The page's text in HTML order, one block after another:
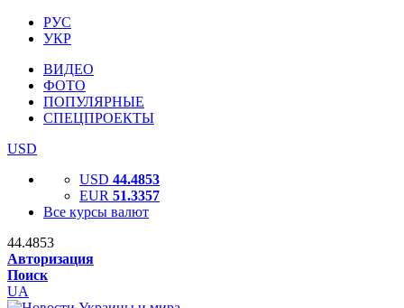
РУС
УКР
ВИДЕО
ФОТО
ПОПУЛЯРНЫЕ
СПЕЦПРОЕКТЫ
USD
USD 44.4853
EUR 51.3357
Все курсы валют
44.4853
Авторизация
Поиск
UA